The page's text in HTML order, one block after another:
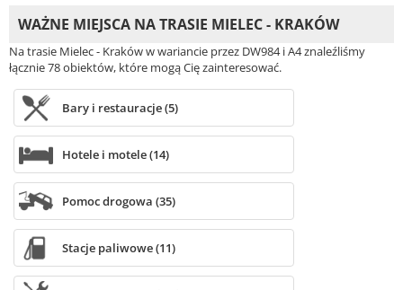
WAŻNE MIEJSCA NA TRASIE MIELEC - KRAKÓW
Na trasie Mielec - Kraków w wariancie przez DW984 i A4 znaleźliśmy
łącznie 78 obiektów, które mogą Cię zainteresować.
Bary i restauracje (5)
Hotele i motele (14)
Pomoc drogowa (35)
Stacje paliwowe (11)